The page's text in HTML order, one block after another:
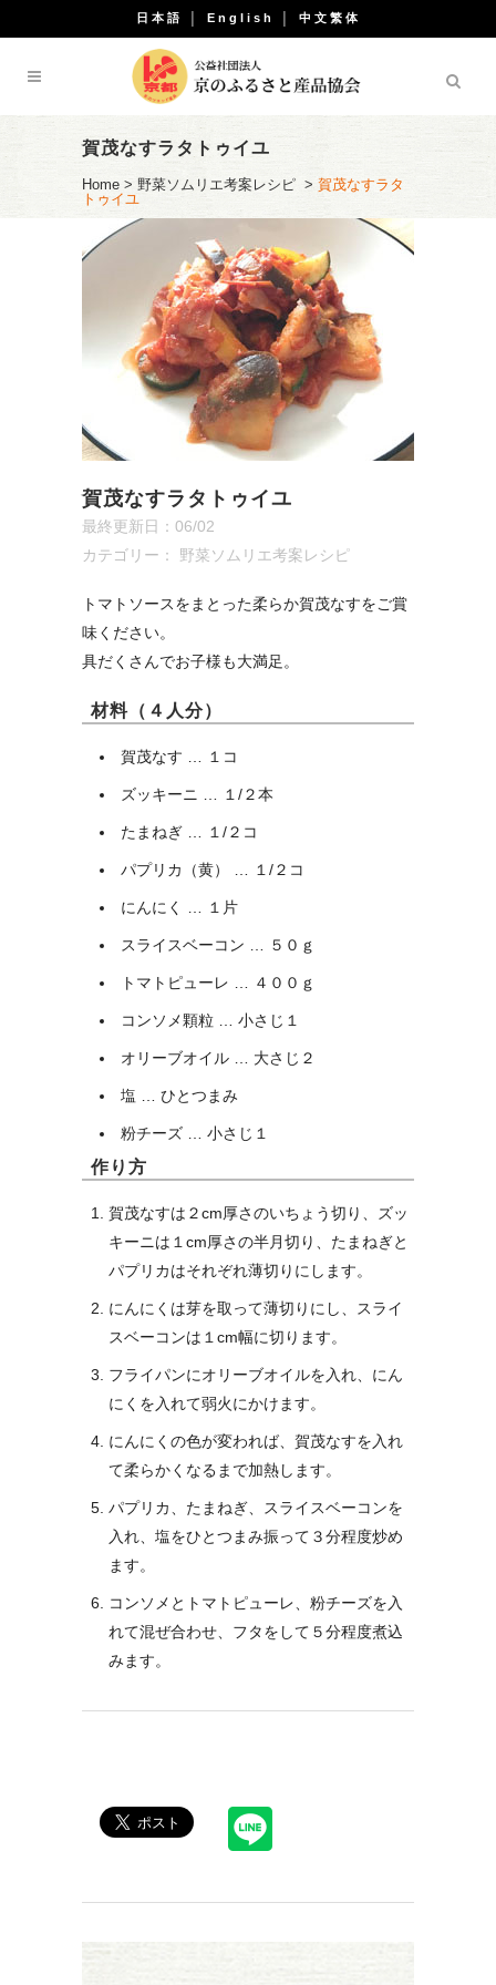
日本語 English 中文繁体
賀茂なすラタトゥイユ
Home > 野菜ソムリエ考案レシピ > 賀茂なすラタ
トゥイユ
賀茂なすラタトゥイユ
最終更新日：06/02
カテゴリー： 野菜ソムリエ考案レシピ
トマトソースをまとった柔らか賀茂なすをご賞
味ください。
具だくさんでお子様も大満足。
材料（４人分）
賀茂なす … １コ
ズッキーニ … １/２本
たまねぎ … １/２コ
パプリカ（黄） … １/２コ
にんにく … １片
スライスベーコン … ５０ｇ
トマトピューレ … ４００ｇ
コンソメ顆粒 … 小さじ１
オリーブオイル … 大さじ２
塩 … ひとつまみ
粉チーズ … 小さじ１
作り方
賀茂なすは２cm厚さのいちょう切り、ズッ
キーニは１cm厚さの半月切り、たまねぎと
パプリカはそれぞれ薄切りにします。
にんにくは芽を取って薄切りにし、スライ
スベーコンは１cm幅に切ります。
フライパンにオリーブオイルを入れ、にん
にくを入れて弱火にかけます。
にんにくの色が変われば、賀茂なすを入れ
て柔らかくなるまで加熱します。
パプリカ、たまねぎ、スライスベーコンを
入れ、塩をひとつまみ振って３分程度炒め
ます。
コンソメとトマトピューレ、粉チーズを入
れて混ぜ合わせ、フタをして５分程度煮込
みます。